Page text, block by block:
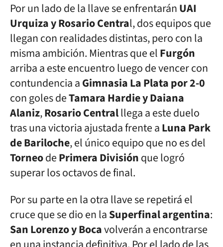
Por un lado de la llave se enfrentaránUAI
Urquiza y Rosario Central, dos equipos que
llegan con realidades distintas, pero con la
misma ambición. Mientras que elFurgón
arriba a este encuentro luego de vencer con
contundencia aGimnasia La Plata por 2-0
con goles deTamara Hardie y Daiana
Alaniz,RosarioCentralllega a este duelo
tras una victoria ajustada frente aLuna Park
de Bariloche, el único equipo que no es del
TorneodePrimeraDivisiónque logró
superar los octavos de final.
Por su parte en la otra llave se repetirá el
cruce que se dio en laSuperfinalargentina:
San Lorenzo y Bocavolverán a encontrarse